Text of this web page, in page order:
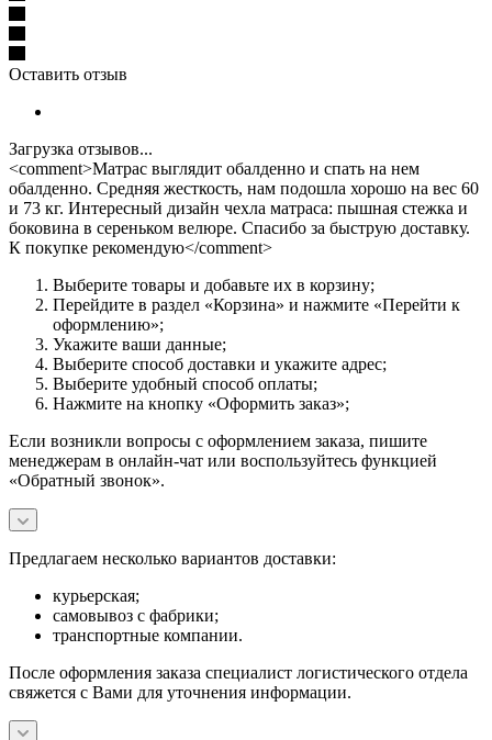
Оставить отзыв
Загрузка отзывов...
<comment>Матрас выглядит обалденно и спать на нем
обалденно. Средняя жесткость, нам подошла хорошо на вес 60
и 73 кг. Интересный дизайн чехла матраса: пышная стежка и
боковина в сереньком велюре. Спасибо за быструю доставку.
К покупке рекомендую</comment>
Выберите товары и добавьте их в корзину;
Перейдите в раздел «Корзина» и нажмите «Перейти к
оформлению»;
Укажите ваши данные;
Выберите способ доставки и укажите адрес;
Выберите удобный способ оплаты;
Нажмите на кнопку «Оформить заказ»;
Если возникли вопросы с оформлением заказа, пишите
менеджерам в онлайн-чат или воспользуйтесь функцией
«Обратный звонок».
Предлагаем несколько вариантов доставки:
курьерская;
самовывоз с фабрики;
транспортные компании.
После оформления заказа специалист логистического отдела
свяжется с Вами для уточнения информации.